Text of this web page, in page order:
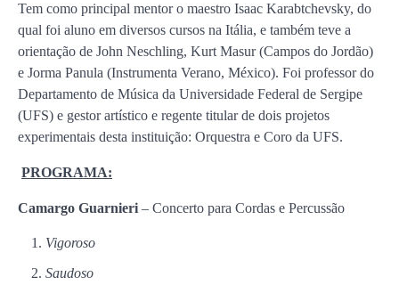
Tem como principal mentor o maestro Isaac Karabtchevsky, do
qual foi aluno em diversos cursos na Itália, e também teve a
orientação de John Neschling, Kurt Masur (Campos do Jordão)
e Jorma Panula (Instrumenta Verano, México). Foi professor do
Departamento de Música da Universidade Federal de Sergipe
(UFS) e gestor artístico e regente titular de dois projetos
experimentais desta instituição: Orquestra e Coro da UFS.
PROGRAMA:
Camargo Guarnieri – Concerto para Cordas e Percussão
Vigoroso
Saudoso